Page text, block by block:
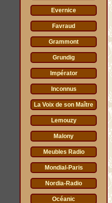
Evernice
Favraud
Grammont
Grundig
Impérator
Inconnus
La Voix de son Maître
Lemouzy
Malony
Meubles Radio
Mondial-Paris
Nordia-Radio
Océanic